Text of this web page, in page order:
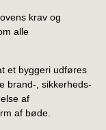
krav og
alle
et byggeri udføres
brand-, sikkerheds-
af
af bøde.